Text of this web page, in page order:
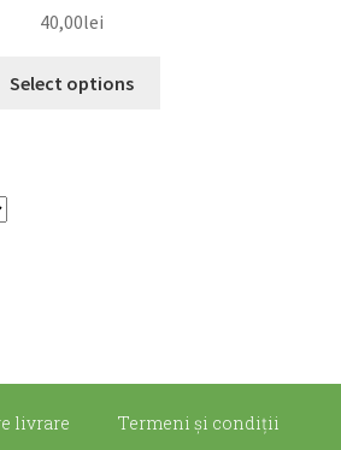
40,00lei
Select options
livrare Termeni şi condiţii